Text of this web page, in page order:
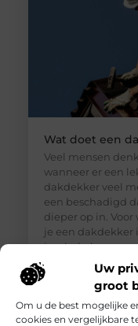
Uw
groot
Om u de best mogelijke
cookies en vergelijkbare
Wat doet een
Veel mensen
wanneer er een
dakdekker veel
een beschadigd
dieper op in.
je een dakdekker
inschakelen voor
zoals: · Het